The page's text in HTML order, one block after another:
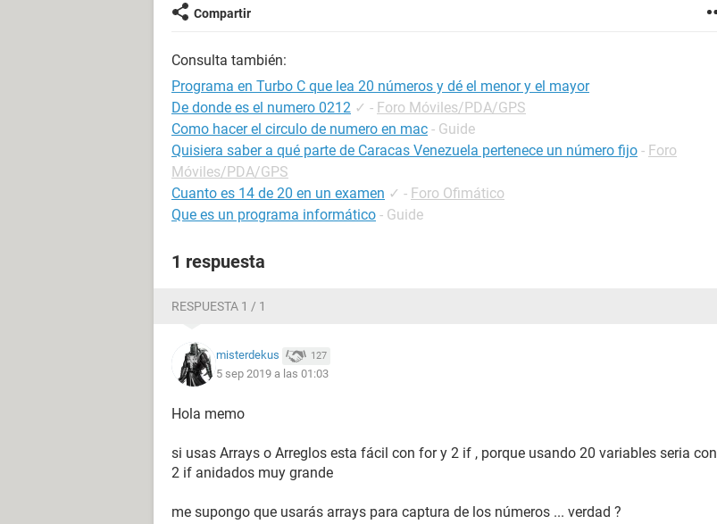
Compartir
Consulta también:
Programa en Turbo C que lea 20 números y dé el menor y el mayor
De donde es el numero 0212 ✓ - Foro Móviles/PDA/GPS
Como hacer el circulo de numero en mac - Guide
Quisiera saber a qué parte de Caracas Venezuela pertenece un número fijo - Foro
Móviles/PDA/GPS
Cuanto es 14 de 20 en un examen ✓ - Foro Ofimático
Que es un programa informático - Guide
1 respuesta
RESPUESTA 1 / 1
misterdekus 127
5 sep 2019 a las 01:03
Hola memo
si usas Arrays o Arreglos esta fácil con for y 2 if , porque usando 20 variables seria con
2 if anidados muy grande
me supongo que usarás arrays para captura de los números ... verdad ?